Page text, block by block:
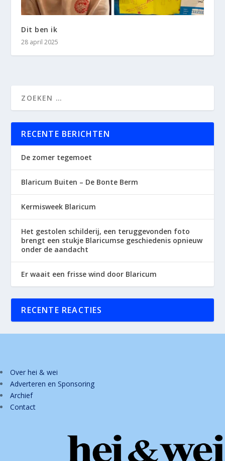
Dit ben ik
28 april 2025
RECENTE BERICHTEN
De zomer tegemoet
Blaricum Buiten – De Bonte Berm
Kermisweek Blaricum
Het gestolen schilderij, een teruggevonden foto
brengt een stukje Blaricumse geschiedenis opnieuw
onder de aandacht
Er waait een frisse wind door Blaricum
RECENTE REACTIES
Over hei & wei
Adverteren en Sponsoring
Archief
Contact